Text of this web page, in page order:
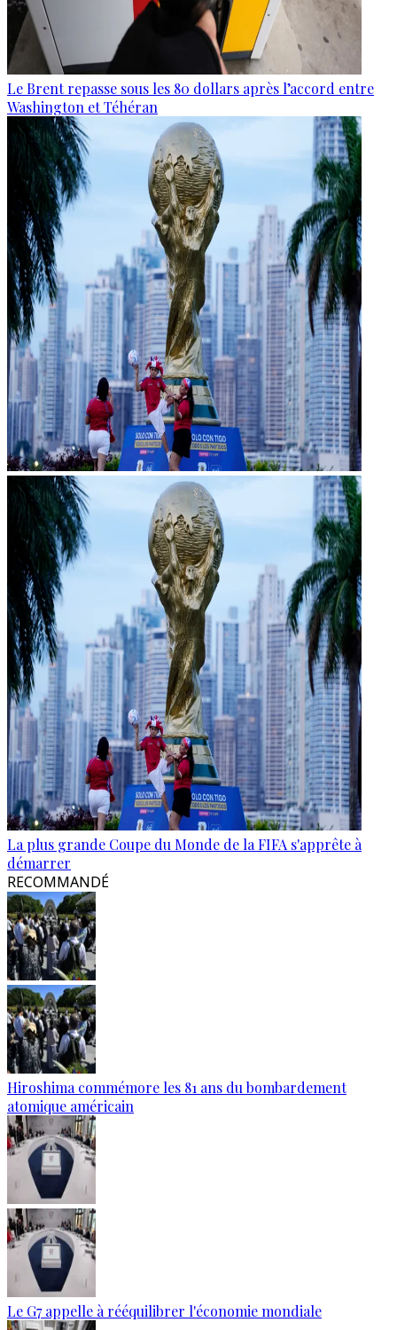
Le Brent repasse sous les 80 dollars après l’accord entre
Washington et Téhéran
La plus grande Coupe du Monde de la FIFA s'apprête à
démarrer
RECOMMANDÉ
Hiroshima commémore les 81 ans du bombardement
atomique américain
Le G7 appelle à rééquilibrer l'économie mondiale